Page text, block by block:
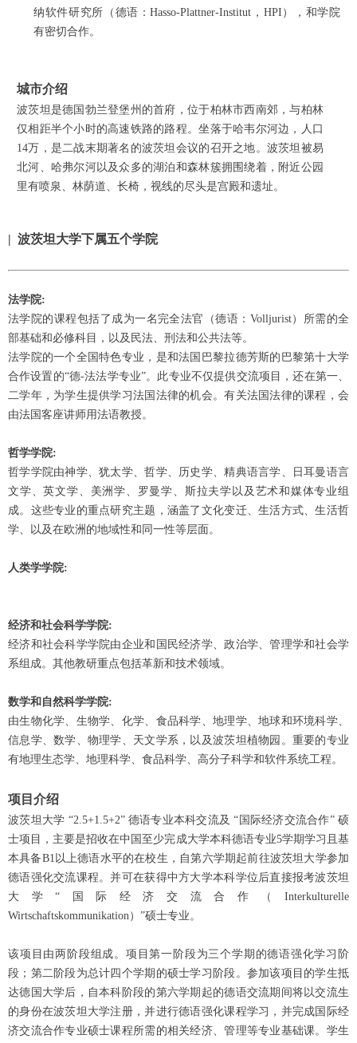
纳软件研究所（德语：Hasso-Plattner-Institut，HPI），和学院
有密切合作。
城市介绍
波茨坦是德国勃兰登堡州的首府，位于柏林市西南郊，与柏林
仅相距半个小时的高速铁路的路程。坐落于哈韦尔河边，人口
14万，是二战末期著名的波茨坦会议的召开之地。波茨坦被易
北河、哈弗尔河以及众多的湖泊和森林簇拥围绕着，附近公园
里有喷泉、林荫道、长椅，视线的尽头是宫殿和遗址。
| 波茨坦大学下属五个学院
法学院:
法学院的课程包括了成为一名完全法官（德语：Volljurist）所需的全
部基础和必修科目，以及民法、刑法和公共法等。
法学院的一个全国特色专业，是和法国巴黎拉德芳斯的巴黎第十大学
合作设置的“德-法法学专业”。此专业不仅提供交流项目，还在第一、
二学年，为学生提供学习法国法律的机会。有关法国法律的课程，会
由法国客座讲师用法语教授。
哲学学院:
哲学学院由神学、犹太学、哲学、历史学、精典语言学、日耳曼语言
文学、英文学、美洲学、罗曼学、斯拉夫学以及艺术和媒体专业组
成。这些专业的重点研究主题，涵盖了文化变迁、生活方式、生活哲
学、以及在欧洲的地域性和同一性等层面。
人类学学院:
经济和社会科学学院:
经济和社会科学学院由企业和国民经济学、政治学、管理学和社会学
系组成。其他教研重点包括革新和技术领域。
数学和自然科学学院:
由生物化学、生物学、化学、食品科学、地理学、地球和环境科学、
信息学、数学、物理学、天文学系，以及波茨坦植物园。重要的专业
有地理生态学、地理科学、食品科学、高分子科学和软件系统工程。
项目介绍
波茨坦大学 “2.5+1.5+2” 德语专业本科交流及 “国际经济交流合作” 硕
士项目，主要是招收在中国至少完成大学本科德语专业5学期学习且基
本具备B1以上德语水平的在校生，自第六学期起前往波茨坦大学参加
德语强化交流课程。并可在获得中方大学本科学位后直接报考波茨坦
大学“国际经济交流合作（Interkulturelle
Wirtschaftskommunikation）”硕士专业。
该项目由两阶段组成。项目第一阶段为三个学期的德语强化学习阶
段；第二阶段为总计四个学期的硕士学习阶段。参加该项目的学生抵
达德国大学后，自本科阶段的第六学期起的德语交流期间将以交流生
的身份在波茨坦大学注册，并进行德语强化课程学习，并完成国际经
济交流合作专业硕士课程所需的相关经济、管理等专业基础课。学生